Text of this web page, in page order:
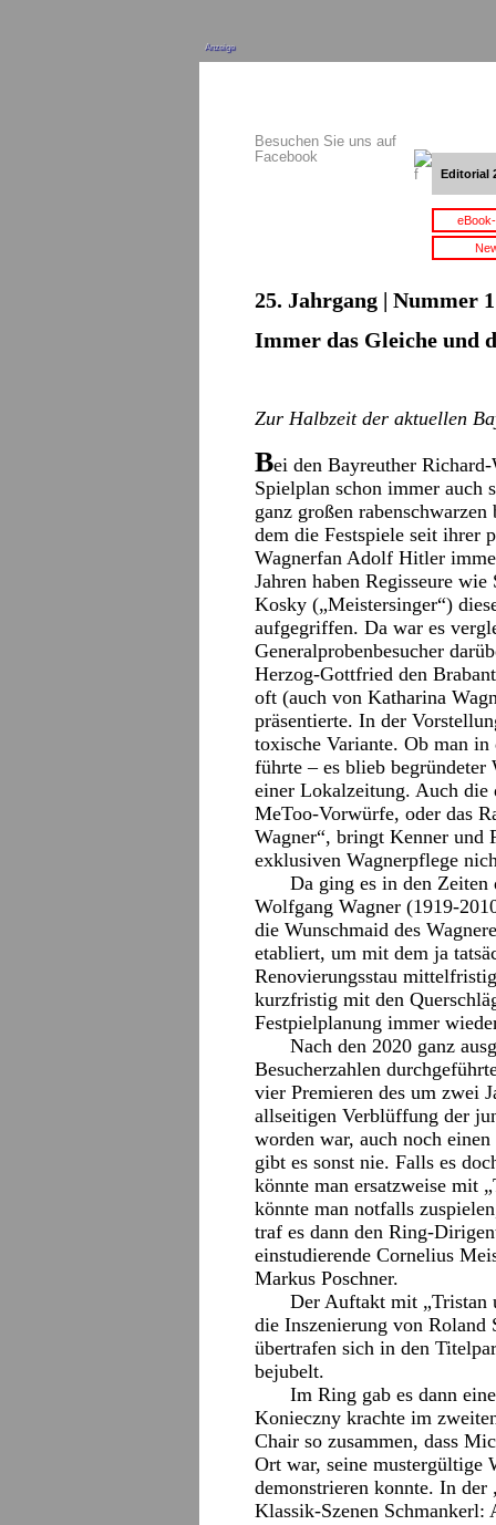
Anzeige
Besuchen Sie uns auf
Facebook
Editorial
25. Jahrgang | Nummer
Immer das Gleiche und
Zur Halbzeit der aktuellen
Bei den Bayreuther
Spielplan schon immer auch
ganz großen
dem die Festspiele seit ihrer
Wagnerfan Adolf Hitler
Jahren haben Regisseure
Kosky („Meistersinger“)
aufgegriffen. Da war es
Generalprobenbesucher
Herzog-Gottfried den
oft (auch von Katharina
präsentierte. In der
toxische Variante. Ob man
führte – es blieb begründeter
einer Lokalzeitung. Auch
MeToo-Vorwürfe, oder das
Wagner“, bringt Kenner und
exklusiven Wagnerpflege
Da ging es in den
Wolfgang Wagner (1919-
die Wunschmaid des
etabliert, um mit dem ja
Renovierungsstau
kurzfristig mit den
Festpielplanung immer
Nach den 2020 ganz
Besucherzahlen
vier Premieren des um zwei
allseitigen Verblüffung der
worden war, auch noch
gibt es sonst nie. Falls es
könnte man ersatzweise mit
könnte man notfalls
traf es dann den Ring-
einstudierende Cornelius
Markus Poschner.
Der Auftakt mit „Tristan
die Inszenierung von Roland
übertrafen sich in den
bejubelt.
Im Ring gab es dann
Konieczny krachte im
Chair so zusammen, dass
Ort war, seine
demonstrieren konnte. In der
Klassik-Szenen